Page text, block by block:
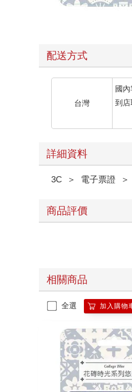
配送方式
台灣
國
到店
詳細資料
3C ＞ 電子票證 ＞
商品評價
相關商品
全選 加入購物